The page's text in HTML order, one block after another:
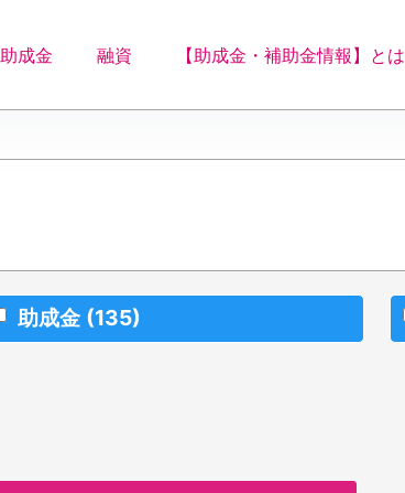
助成金 融資 【助成金・補助金情報】とは
助成金 (135)